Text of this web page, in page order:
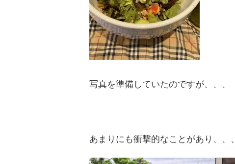
写真を準備していたのですが、、、
あまりにも衝撃的なことがあり、、、